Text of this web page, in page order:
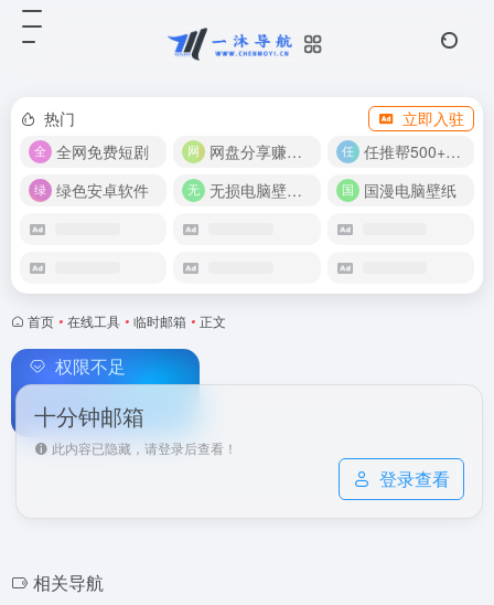
热门
立即入驻
全网免费短剧
网盘分享赚奖金！
任推帮500+推广项目！
绿色安卓软件
无损电脑壁纸合集 国漫电脑壁纸
首页 • 在线工具 • 临时邮箱 • 正文
权限不足
十分钟邮箱
此内容已隐藏，请登录后查看！
登录查看
相关导航